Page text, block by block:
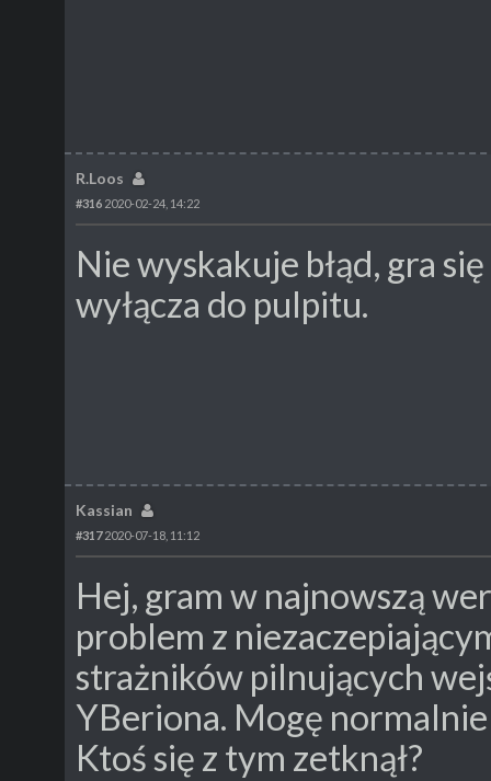
R.Loos
#316 2020-02-24, 14:22
Nie wyskakuje błąd, gra
wyłącza do pulpitu.
Kassian
#3172020-07-18, 11:12
Hej, gram w najnowszą
problem z
strażników pilnujących
YBeriona. Mogę
Ktoś się z tym zetknął?